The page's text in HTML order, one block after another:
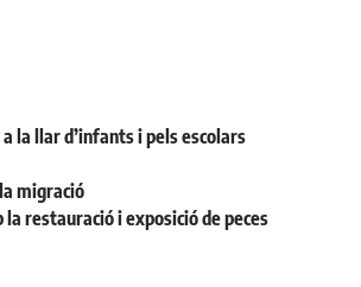
la llar d’infants i pels escolars
migració
restauració i exposició de peces